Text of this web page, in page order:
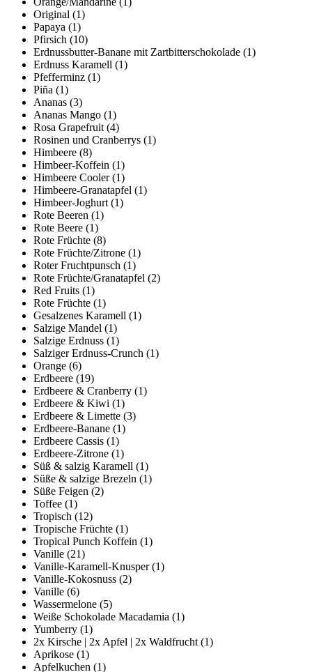
Original (1)
Papaya (1)
Pfirsich (10)
Erdnussbutter-Banane mit Zartbitterschokolade (1)
Erdnuss Karamell (1)
Pfefferminz (1)
Piña (1)
Ananas (3)
Ananas Mango (1)
Rosa Grapefruit (4)
Rosinen und Cranberrys (1)
Himbeere (8)
Himbeer-Koffein (1)
Himbeere Cooler (1)
Himbeere-Granatapfel (1)
Himbeer-Joghurt (1)
Rote Beeren (1)
Rote Beere (1)
Rote Früchte (8)
Rote Früchte/Zitrone (1)
Roter Fruchtpunsch (1)
Rote Früchte/Granatapfel (2)
Red Fruits (1)
Rote Früchte (1)
Gesalzenes Karamell (1)
Salzige Mandel (1)
Salzige Erdnuss (1)
Salziger Erdnuss-Crunch (1)
Orange (6)
Erdbeere (19)
Erdbeere & Cranberry (1)
Erdbeere & Kiwi (1)
Erdbeere & Limette (3)
Erdbeere-Banane (1)
Erdbeere Cassis (1)
Erdbeere-Zitrone (1)
Süß & salzig Karamell (1)
Süße & salzige Brezeln (1)
Süße Feigen (2)
Toffee (1)
Tropisch (12)
Tropische Früchte (1)
Tropical Punch Koffein (1)
Vanille (21)
Vanille-Karamell-Knusper (1)
Vanille-Kokosnuss (2)
Vanille (6)
Wassermelone (5)
Weiße Schokolade Macadamia (1)
Yumberry (1)
2x Kirsche | 2x Apfel | 2x Waldfrucht (1)
Aprikose (1)
Apfelkuchen (1)